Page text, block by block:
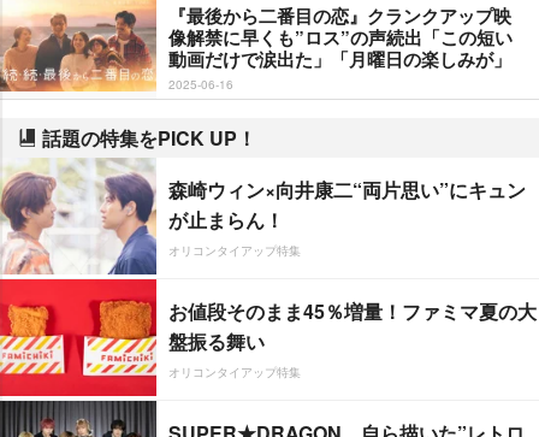
『最後から二番目の恋』クランクアップ映
像解禁に早くも”ロス”の声続出「この短い
動画だけで涙出た」「月曜日の楽しみが」
2025-06-16
話題の特集をPICK UP！
森崎ウィン×向井康二“両片思い”にキュン
が止まらん！
オリコンタイアップ特集
お値段そのまま45％増量！ファミマ夏の大
盤振る舞い
オリコンタイアップ特集